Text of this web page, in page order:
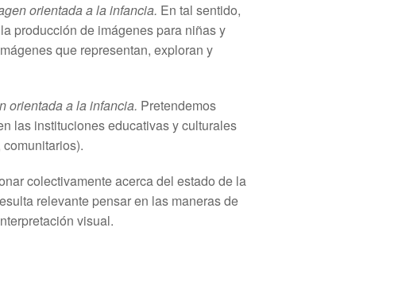
orientada a la infancia. En tal sentido,
producción de imágenes para niñas y
que representan, exploran y
orientada a la infancia. Pretendemos
las instituciones educativas y culturales
colectivamente acerca del estado de la
relevante pensar en las maneras de
visual.